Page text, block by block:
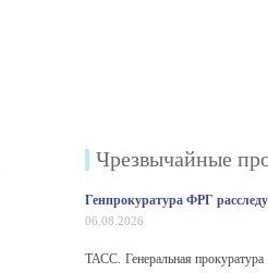
Чрезвычайные
Генпрокуратура ФРГ
06.08.2026
ТАСС. Генеральная прокуратура